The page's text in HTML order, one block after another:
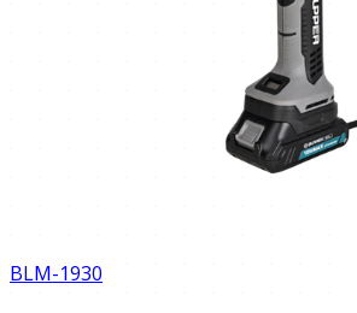
BLM-1930